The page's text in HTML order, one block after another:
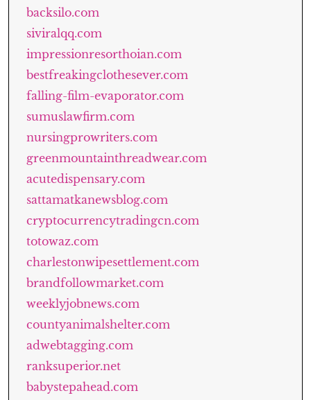
backsilo.com
siviralqq.com
impressionresorthoian.com
bestfreakingclothesever.com
falling-film-evaporator.com
sumuslawfirm.com
nursingprowriters.com
greenmountainthreadwear.com
acutedispensary.com
sattamatkanewsblog.com
cryptocurrencytradingcn.com
totowaz.com
charlestonwipesettlement.com
brandfollowmarket.com
weeklyjobnews.com
countyanimalshelter.com
adwebtagging.com
ranksuperior.net
babystepahead.com